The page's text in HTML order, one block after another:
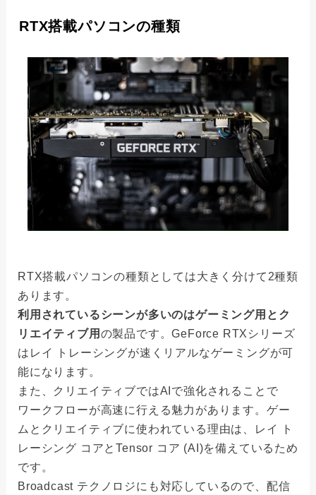
RTX搭載パソコンの種類
RTX搭載パソコンの種類としては大きく分けて2種類
あります。
利用されているシーンが多いのはゲーミング用とク
リエイティブ用 の製品です。GeForce RTXシリーズ
はレイ トレーシングが速くリアルなゲーミングが可
能になります。
また、クリエイティブではAIで強化されることで
ワークフローが高速に行える魅力があります。ゲー
ムとクリエイティブに使われている理由は、レイ ト
レーシング コアとTensor コア (AI)を備えているため
です。
Broadcast テクノロジにも対応しているので、配信